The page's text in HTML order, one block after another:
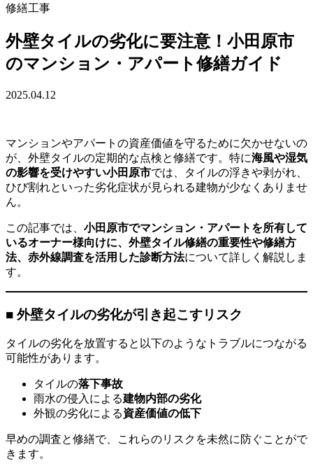
修繕工事
外壁タイルの劣化に要注意！小田原市
のマンション・アパート修繕ガイド
2025.04.12
マンションやアパートの資産価値を守るために欠かせないの
が、外壁タイルの定期的な点検と修繕です。特に海風や湿気
の影響を受けやすい小田原市では、タイルの浮きや剥がれ、
ひび割れといった劣化症状が見られる建物が少なくありませ
ん。
この記事では、 小田原市でマンション・アパートを所有して
いるオーナー様向けに、外壁タイル修繕の重要性や修繕方
法、赤外線調査を活用した診断方法について詳しく解説しま
す。
■ 外壁タイルの劣化が引き起こすリスク
タイルの劣化を放置すると以下のようなトラブルにつながる
可能性があります。
タイルの落下事故
雨水の侵入による建物内部の劣化
外観の劣化による資産価値の低下
早めの調査と修繕で、これらのリスクを未然に防ぐことがで
きます。